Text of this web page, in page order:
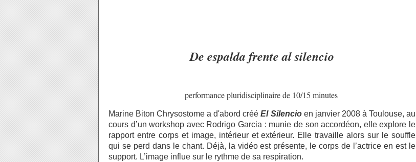
De espalda frente al silencio
performance pluridisciplinaire de 10/15 minutes
Marine Biton Chrysostome a d'abord crééEl Silencioen janvier 2008 à Toulouse, au
cours d’un workshop avec Rodrigo Garcia : munie de son accordéon, elle explore le
rapport entre corps et image, intérieur et extérieur. Elle travaille alors sur le souffle
qui se perd dans le chant. Déjà, la vidéo est présente, le corps de l’actrice en est le
support. L’image influe sur le rythme de sa respiration.